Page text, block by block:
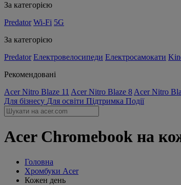
За категорією
Predator Wi-Fi 5G
За категорією
Predator Електровелосипеди Електросамокати
Рекомендовані
Acer Nitro Blaze 11 Acer Nitro Blaze 8 Acer Nitro
Для бізнесу Для освіти Підтримка Події
Acer Chromebook на
Головна
Хромбуки Acer
Кожен день